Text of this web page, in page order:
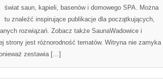
świat saun, kąpieli, basenów i domowego SPA. Można
tu znaleźć inspirujące publikacje dla początkujących,
rozwiązań. Zobacz także SaunaWadowice i
strony jest różnorodność tematów. Witryna nie zamyka
zestawia […]